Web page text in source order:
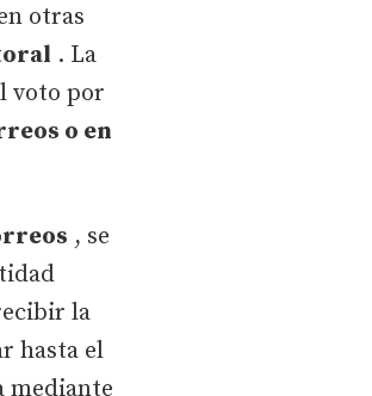
otras
. La
voto por
o en
, se
la
hasta el
mediante